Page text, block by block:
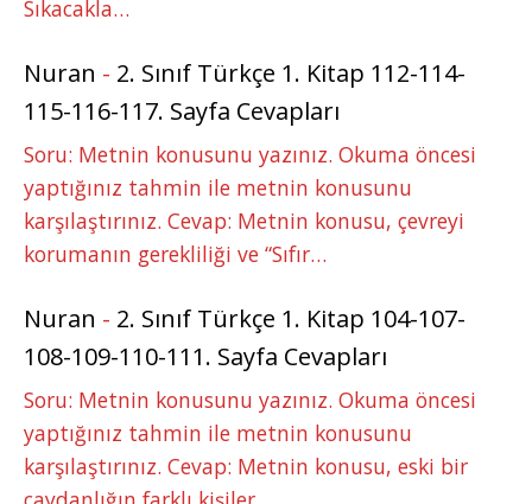
Sıkacakla…
Nuran - 2. Sınıf Türkçe 1. Kitap 112-114-
115-116-117. Sayfa Cevapları
Soru: Metnin konusunu yazınız. Okuma öncesi
yaptığınız tahmin ile metnin konusunu
karşılaştırınız. Cevap: Metnin konusu, çevreyi
korumanın gerekliliği ve “Sıfır…
Nuran - 2. Sınıf Türkçe 1. Kitap 104-107-
108-109-110-111. Sayfa Cevapları
Soru: Metnin konusunu yazınız. Okuma öncesi
yaptığınız tahmin ile metnin konusunu
karşılaştırınız. Cevap: Metnin konusu, eski bir